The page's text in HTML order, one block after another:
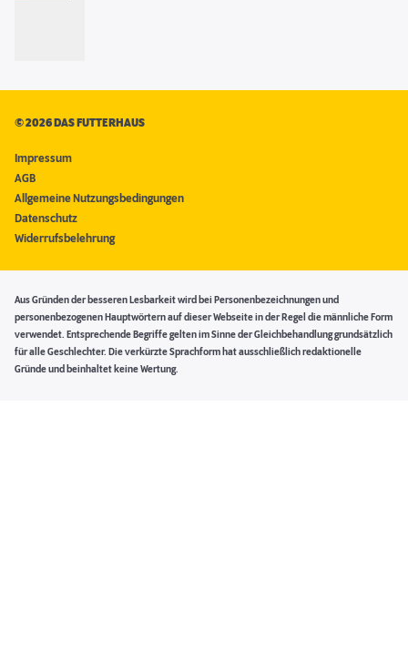
©2026 DAS FUTTERHAUS
Impressum
AGB
Allgemeine Nutzungsbedingungen
Datenschutz
Widerrufsbelehrung
Aus Gründen der besseren Lesbarkeit wird bei Personenbezeichnungen und
personenbezogenen Hauptwörtern auf dieser Webseite in der Regel die männliche Form
verwendet. Entsprechende Begriffe gelten im Sinne der Gleichbehandlung grundsätzlich
für alle Geschlechter. Die verkürzte Sprachform hat ausschließlich redaktionelle
Gründe und beinhaltet keine Wertung.